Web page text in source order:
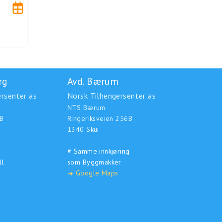
as
Avd. Bærum
Norsk Tilhengersenter as
NTS Bærum
Ringeriksveien 256B
1340 Skui
# Samme innkjøring
som Byggmakker
➜ Google Maps